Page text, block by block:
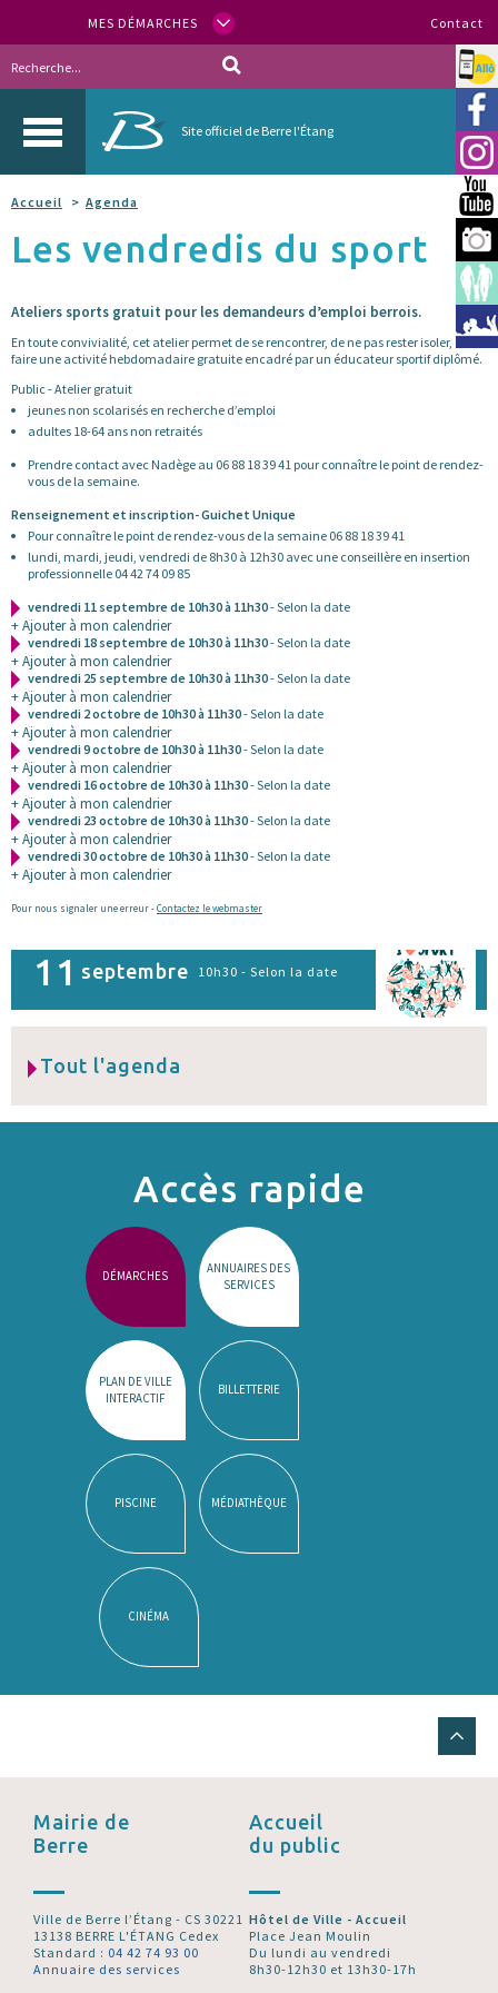
MES DÉMARCHES Contact
Site officiel de Berre l'Étang
Allo
Accueil Agenda
Les vendredis du sport
Ateliers sports gratuit pour les demandeurs d’emploi berrois.
En toute convivialité, cet atelier permet de se rencontrer, de ne pas rester isoler, de
faire une activité hebdomadaire gratuite encadré par un éducateur sportif diplômé.
Public - Atelier gratuit
jeunes non scolarisés en recherche d’emploi
adultes 18-64 ans non retraités
Prendre contact avec Nadège au 06 88 18 39 41 pour connaître le point de rendez-
vous de la semaine.
Renseignement et inscription- Guichet Unique
Pour connaître le point de rendez-vous de la semaine 06 88 18 39 41
lundi, mardi, jeudi, vendredi de 8h30 à 12h30 avec une conseillère en insertion
professionnelle 04 42 74 09 85
vendredi 11 septembre de 10h30 à 11h30- Selon la date
+ Ajouter à mon calendrier
vendredi 18 septembre de 10h30 à 11h30- Selon la date
+ Ajouter à mon calendrier
vendredi 25 septembre de 10h30 à 11h30- Selon la date
+ Ajouter à mon calendrier
vendredi 2 octobre de 10h30 à 11h30- Selon la date
+ Ajouter à mon calendrier
vendredi 9 octobre de 10h30 à 11h30- Selon la date
+ Ajouter à mon calendrier
vendredi 16 octobre de 10h30 à 11h30- Selon la date
+ Ajouter à mon calendrier
vendredi 23 octobre de 10h30 à 11h30- Selon la date
+ Ajouter à mon calendrier
vendredi 30 octobre de 10h30 à 11h30- Selon la date
+ Ajouter à mon calendrier
Pour nous signaler une erreur -Contactez le webmaster
11 septembre 10h30 - Selon la date
Tout l'agenda
Accès rapide
DÉMARCHES
ANNUAIRES DES
SERVICES
PLAN DE VILLE
INTERACTIF
BILLETTERIE
PISCINE MÉDIATHÈQUE
CINÉMA
Mairie de
Berre
Ville de Berre l’Étang - CS 30221
13138 BERRE L'ÉTANG Cedex
Standard : 04 42 74 93 00
Annuaire des services
Accueil
du public
Hôtel de Ville - Accueil
Place Jean Moulin
Du lundi au vendredi
8h30-12h30 et 13h30-17h